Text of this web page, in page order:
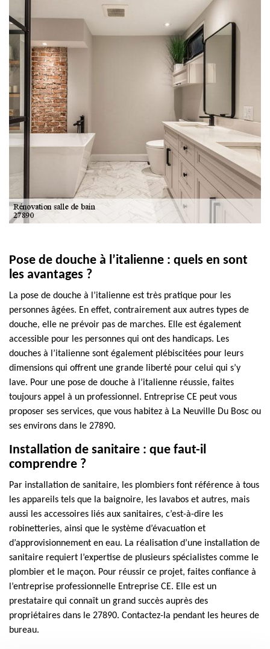
Pose de douche à l’italienne : quels en sont
les avantages ?
La pose de douche à l’italienne est très pratique pour les
personnes âgées. En effet, contrairement aux autres types de
douche, elle ne prévoir pas de marches. Elle est également
accessible pour les personnes qui ont des handicaps. Les
douches à l’italienne sont également plébiscitées pour leurs
dimensions qui offrent une grande liberté pour celui qui s’y
lave. Pour une pose de douche à l’italienne réussie, faites
toujours appel à un professionnel. Entreprise CE peut vous
proposer ses services, que vous habitez à La Neuville Du Bosc ou
ses environs dans le 27890.
Installation de sanitaire : que faut-il
comprendre ?
Par installation de sanitaire, les plombiers font référence à tous
les appareils tels que la baignoire, les lavabos et autres, mais
aussi les accessoires liés aux sanitaires, c’est-à-dire les
robinetteries, ainsi que le système d’évacuation et
d’approvisionnement en eau. La réalisation d’une installation de
sanitaire requiert l’expertise de plusieurs spécialistes comme le
plombier et le maçon. Pour réussir ce projet, faites confiance à
l’entreprise professionnelle Entreprise CE. Elle est un
prestataire qui connaît un grand succès auprès des
propriétaires dans le 27890. Contactez-la pendant les heures de
bureau.